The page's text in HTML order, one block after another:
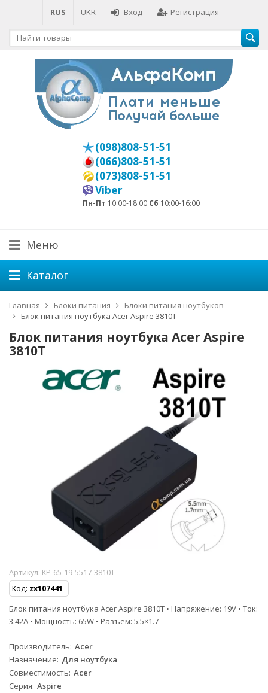
RUS UKR Вход Регистрация
(098)808-51-51
(066)808-51-51
(073)808-51-51
Viber
Пн-Пт 10:00-18:00 Сб 10:00-16:00
Меню
Каталог
Главная Блоки питания
Блоки питания ноутбуков
Блок питания ноутбука Acer Aspire 3810T
Блок питания ноутбука Acer Aspire
3810T
Артикул: KP-65-19-5517-3810T
Код: zx107441
Блок питания ноутбука Acer Aspire 3810T • Напряжение: 19V • Ток:
3.42A • Мощность: 65W • Разъем: 5.5×1.7
Производитель Acer
Назначение Для ноутбука
Совместимость Acer
Серия Aspire